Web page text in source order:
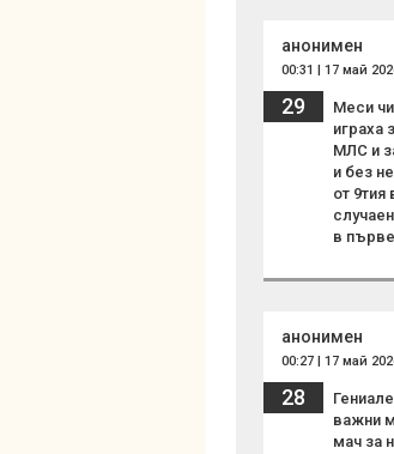
анонимен
00:31 | 17 май
29
Меси
играха
МЛС и
и без
от
в
анонимен
00:27 | 17 май
28
важни
мач за